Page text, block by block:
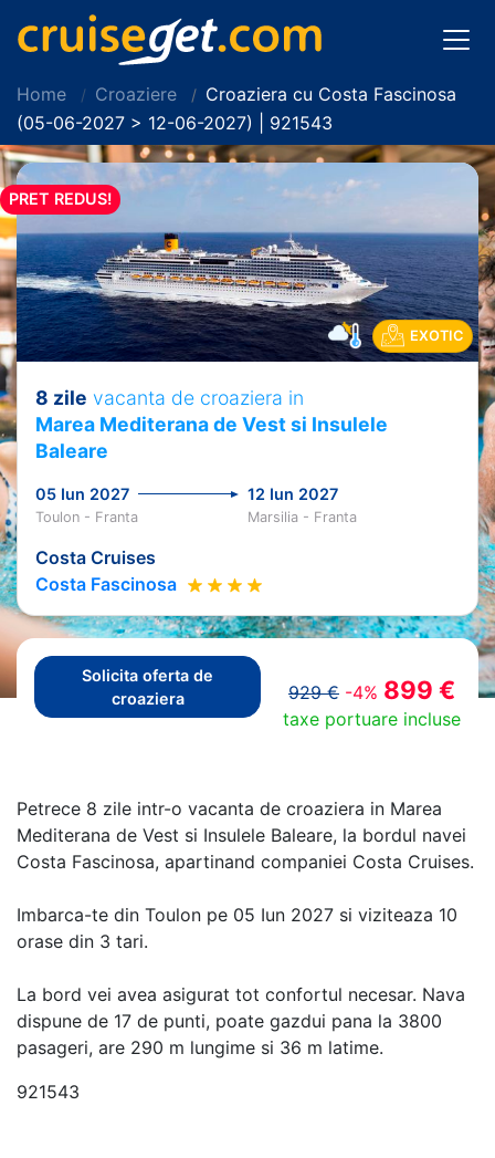
Home Croaziere
Croaziera cu Costa Fascinosa
(05-06-2027 > 12-06-2027) | 921543
PRET REDUS!
EXOTIC
8 zile vacanta de croaziera in
Marea Mediterana de Vest si Insulele
Baleare
05 Iun 2027 12 Iun 2027
Toulon - Franta Marsilia - Franta
Costa Cruises
Costa Fascinosa
Solicita oferta de
croaziera
929 € -4% 899 €
taxe portuare incluse
Petrece 8 zile intr-o vacanta de croaziera in Marea
Mediterana de Vest si Insulele Baleare, la bordul navei
Costa Fascinosa, apartinand companiei Costa Cruises.
Imbarca-te din Toulon pe 05 Iun 2027 si viziteaza 10
orase din 3 tari.
La bord vei avea asigurat tot confortul necesar. Nava
dispune de 17 de punti, poate gazdui pana la 3800
pasageri, are 290 m lungime si 36 m latime.
921543